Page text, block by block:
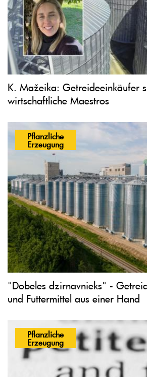
K. Mažeika: Getreideeinkäufer
wirtschaftliche Maestros
Pflanzliche
Erzeugung
"Dobeles dzirnavnieks" -
und Futtermittel aus einer Hand
Pflanzliche
Erzeugung